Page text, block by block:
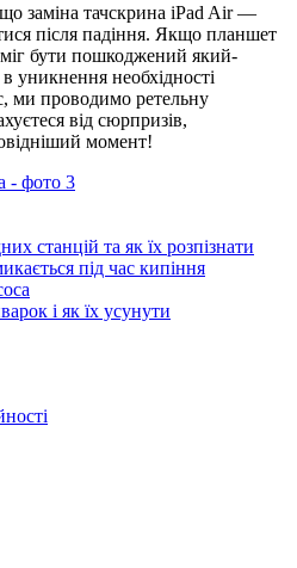
заміна тачскрина iPad Air —
після падіння. Якщо планшет
бути пошкоджений який-
уникнення необхідності
ми проводимо ретельну
від сюрпризів,
момент!
станцій та як їх розпізнати
під час кипіння
і як їх усунути